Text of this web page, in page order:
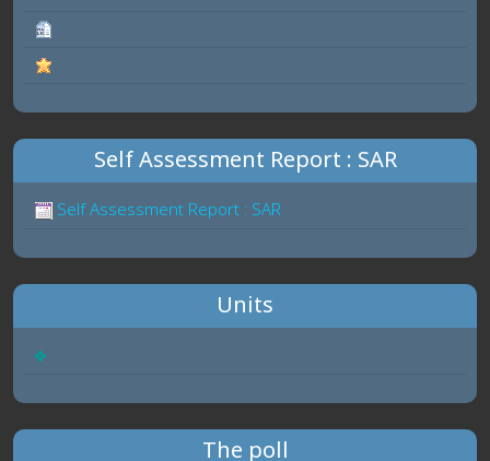
Self Assessment Report : SAR
Self Assessment Report : SAR
Units
The poll